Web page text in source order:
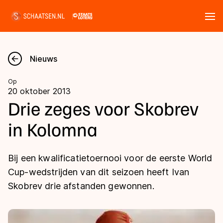
Nieuws
Kalender
Disciplines
Langebaan
Shorttrack
Uitslagen
Langebaan
Tijden & historie
Ranglijsten Langebaan
Nieuws
Op
20 oktober 2013
Drie zeges voor Skobrev
in Kolomna
Bij een kwalificatietoernooi voor de eerste World
Cup-wedstrijden van dit seizoen heeft Ivan
Skobrev drie afstanden gewonnen.